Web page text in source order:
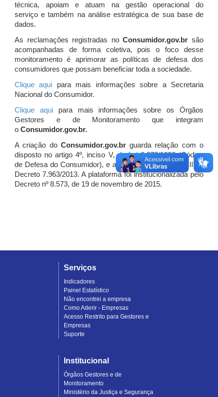
técnica, apoiam e atuam na gestão operacional do
serviço e também na análise estratégica de sua base de
dados.
As reclamações registradas noConsumidor.gov.br são
acompanhadas de forma coletiva, pois o foco desse
monitoramento é aprimorar as políticas de defesa dos
consumidores que possam beneficiar toda a sociedade.
Clique aqui para mais informações sobre a Secretaria
Nacional do Consumidor.
Clique aquipara mais informações sobre os Órgãos
Gestores e de Monitoramento que integram
o Consumidor.gov.br.
A criação do Consumidor.gov.brguarda relação com o
disposto no artigo 4º, inciso V, da Lei 8.078/1990 (Código
de Defesa do Consumidor), e artigo 7º, incisos I, II e III do
Decreto 7.963/2013. A plataforma foi institucionalizada pelo
Decreto nº 8.573, de 19 de novembro de 2015.
Serviços
Indicadores
Painel Estatístico
Não encontrei a empresa
Como Aderir - Empresas
Acesso Restrito para Gestores e
Empresas
Suporte
Institucional
Órgãos Gestores e de
Monitoramento
Ministério da Justiça e Segurança